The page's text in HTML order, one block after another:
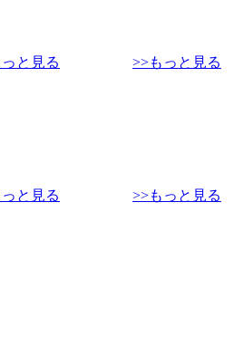
と見る
>>もっと見る
と見る
>>もっと見る